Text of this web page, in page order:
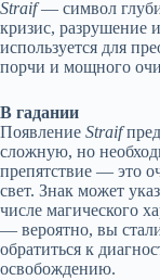
Straif— символ
кризис, разрушение
используется для
порчи и мощного
В гадании
Появление Straif
сложную, но
препятствие — это
свет. Знак может
числе магического
— вероятно, вы
обратиться к
освобождению.